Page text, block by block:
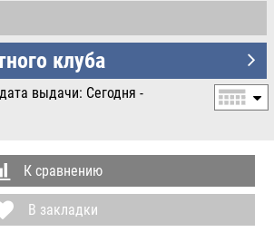
клуба
выдачи: Сегодня -
К сравнению
В закладки